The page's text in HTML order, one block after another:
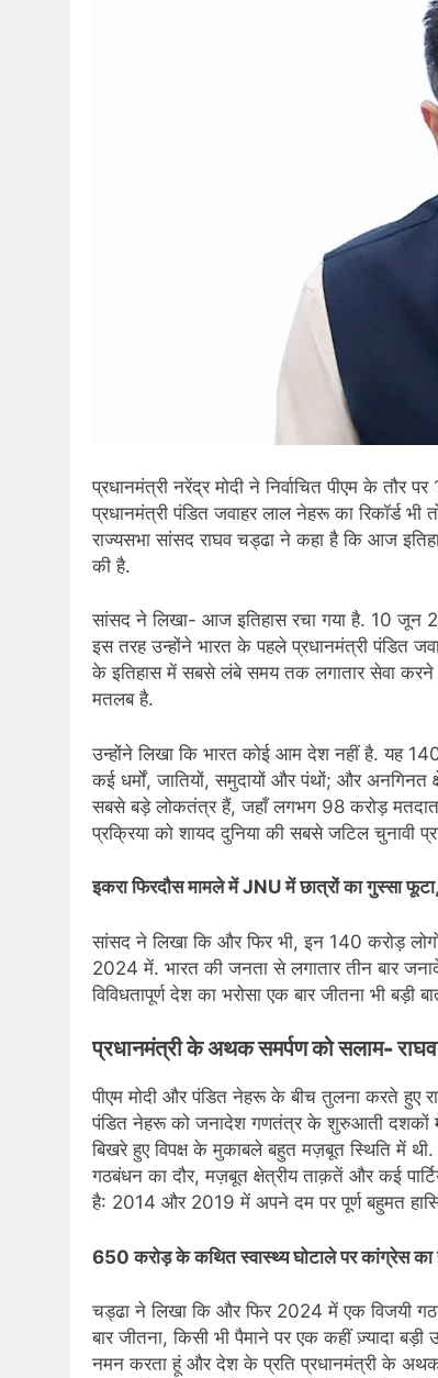
प्रधानमंत्री नरेंद्र मोदी ने निर्वाचित पीएम के
प्रधानमंत्री पंडित जवाहर लाल नेहरू का रिकॉर्ड भी
राज्यसभा सांसद राघव चड्ढा ने कहा है कि आज
की है.
सांसद ने लिखा- आज इतिहास रचा गया है. 10 जून
इस तरह उन्होंने भारत के पहले प्रधानमंत्री पंडित
के इतिहास में सबसे लंबे समय तक लगातार सेवा
मतलब है.
उन्होंने लिखा कि भारत कोई आम देश नहीं है. यह
कई धर्मों, जातियों, समुदायों और पंथों; और अनगिनत
सबसे बड़े लोकतंत्र हैं, जहाँ लगभग 98 करोड़ मतदाता
प्रक्रिया को शायद दुनिया की सबसे जटिल चुनावी
इकरा फिरदौस मामले में JNU में छात्रों का गुस्सा
सांसद ने लिखा कि और फिर भी, इन 140 करोड़
2024 में. भारत की जनता से लगातार तीन बार
विविधतापूर्ण देश का भरोसा एक बार जीतना भी बड़ी
प्रधानमंत्री के अथक समर्पण को सलाम-
पीएम मोदी और पंडित नेहरू के बीच तुलना करते हुए
पंडित नेहरू को जनादेश गणतंत्र के शुरुआती दशकों में
बिखरे हुए विपक्ष के मुकाबले बहुत मज़बूत स्थिति में
गठबंधन का दौर, मज़बूत क्षेत्रीय ताक़तें और कई
है: 2014 और 2019 में अपने दम पर पूर्ण बहुमत
650 करोड़ के कथित स्वास्थ्य घोटाले पर कांग्रेस का
चड्ढा ने लिखा कि और फिर 2024 में एक विजयी
बार जीतना, किसी भी पैमाने पर एक कहीं ज़्यादा
नमन करता हूं और देश के प्रति प्रधानमंत्री के अथक